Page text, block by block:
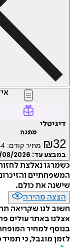
דיגיטלי
מתנה
₪32 מחיר קודם:
במבצע עד: 08/2026
כשמרגו נאלצת
המשפחתיים
שישנה את כולם.
הצצה מהירה
חשוב לנו שקריאה
אצלנו באתר עולים
בנוסף למחיר
לזמן מוגבל, כי